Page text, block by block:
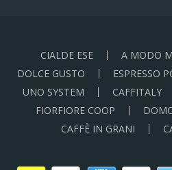
CIALDE ESE A MODO
DOLCE GUSTO
ESPRESSO
UNO SYSTEM
CAFFITALY
FIORFIORE COOP
CAFFÈ IN GRANI